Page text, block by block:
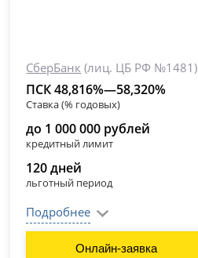
СберБанк (лиц. ЦБ РФ №1481)
ПСК 48,816%—58,320%
Ставка (% годовых)
до 1 000 000 рублей
кредитный лимит
120 дней
льготный период
Подробнее
Онлайн-заявка